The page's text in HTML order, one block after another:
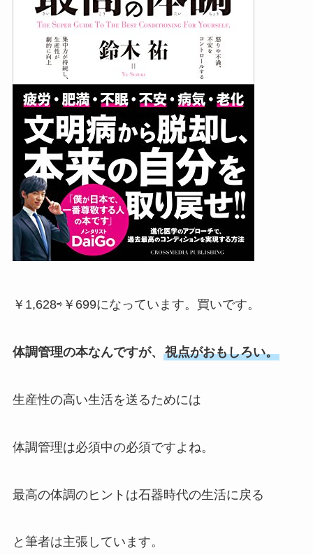
￥1,628⇨￥699になっています。買いです。
体調管理の本なんですが、 視点がおもしろい。
生産性の高い生活を送るためには
体調管理は必須中の必須ですよね。
最高の体調のヒントは石器時代の生活に戻る
と筆者は主張しています。